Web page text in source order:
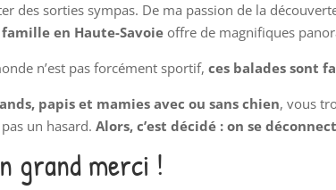
des sorties sympas. De ma passion de la
en Haute-Savoie offre de magnifiques
n’est pas forcément sportif,ces balades sont
papis et mamies avec ou sans chien, vous
pas un hasard.Alors, c’est décidé : on se
grand merci !